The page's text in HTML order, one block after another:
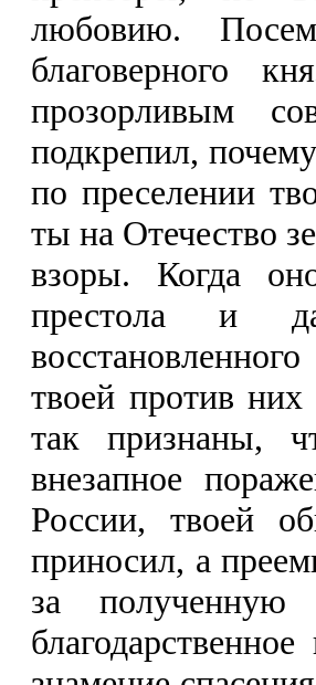
любовию.
благоверного
прозорливым
подкрепил,
по преселении
ты на Отечество
взоры. Когда
престола и
твоей против
так признаны,
внезапное
России, твоей
приносил, а
за